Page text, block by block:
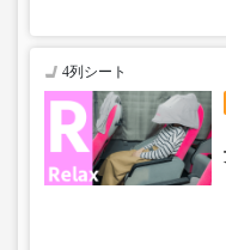
4列シート